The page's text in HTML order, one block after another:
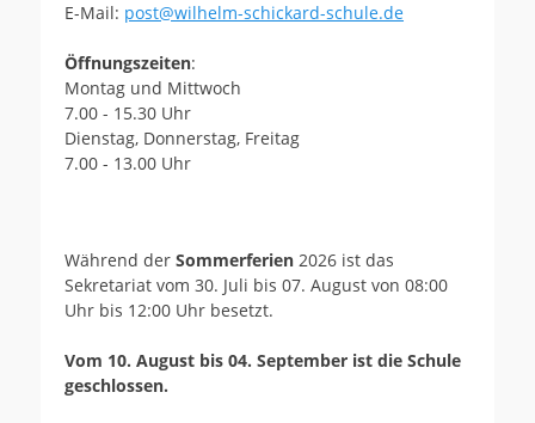
E-Mail: post@wilhelm-schickard-schule.de
Öffnungszeiten:
Montag und Mittwoch
7.00 - 15.30 Uhr
Dienstag, Donnerstag, Freitag
7.00 - 13.00 Uhr
Während der Sommerferien 2026 ist das
Sekretariat vom 30. Juli bis 07. August von 08:00
Uhr bis 12:00 Uhr besetzt.
Vom 10. August bis 04. September ist die Schule
geschlossen.